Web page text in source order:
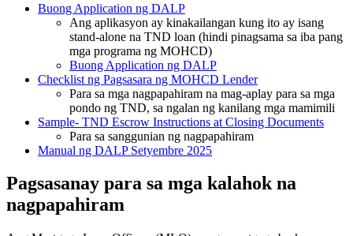
Buong Application ng DALP
Ang aplikasyon ay kinakailangan kung ito ay isang
stand-alone na TND loan (hindi pinagsama sa iba pang
mga programa ng MOHCD)
Buong Application ng DALP
Checklist ng Pagsasara ng MOHCD Lender
Para sa mga nagpapahiram na mag-aplay para sa mga
pondo ng TND, sa ngalan ng kanilang mga mamimili
Sample- TND Escrow Instructions at Closing Documents
Para sa sanggunian ng nagpapahiram
Manual ng DALP Setyembre 2025
Pagsasanay para sa mga kalahok na
nagpapahiram